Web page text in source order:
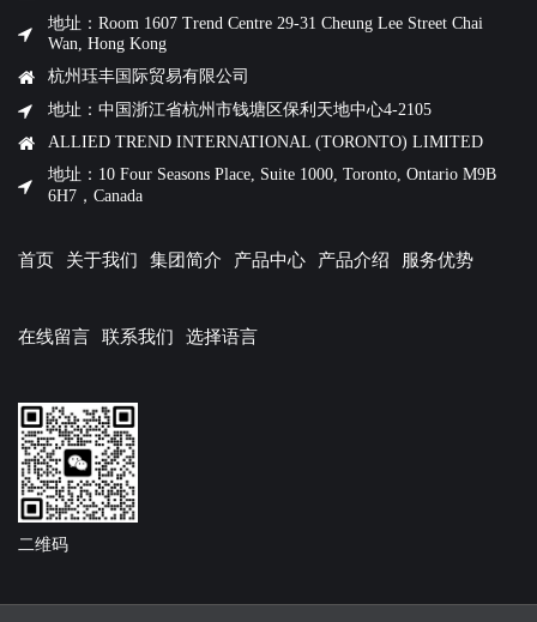
地址：Room 1607 Trend Centre 29-31 Cheung Lee Street Chai
Wan, Hong Kong
杭州珏丰国际贸易有限公司
地址：中国浙江省杭州市钱塘区保利天地中心4-2105
ALLIED TREND INTERNATIONAL (TORONTO) LIMITED
地址：10 Four Seasons Place, Suite 1000, Toronto, Ontario M9B
6H7，Canada
首页 关于我们 集团简介 产品中心 产品介绍 服务优势
在线留言 联系我们 选择语言
二维码